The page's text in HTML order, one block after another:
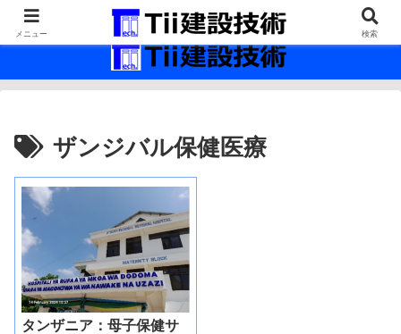
最新の建設技術の情報インフラ。
ザンジバル保健医療
タンザニア：母子保健サ
メニュー 検索